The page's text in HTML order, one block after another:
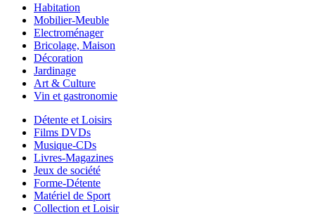
Habitation
Mobilier-Meuble
Electroménager
Bricolage, Maison
Décoration
Jardinage
Art & Culture
Vin et gastronomie
Détente et Loisirs
Films DVDs
Musique-CDs
Livres-Magazines
Jeux de société
Forme-Détente
Matériel de Sport
Collection et Loisir